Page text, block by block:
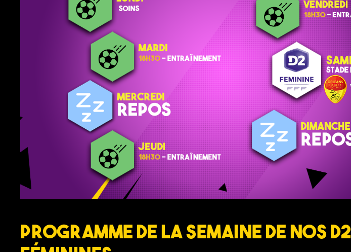
Programme de la semaine de nos D2